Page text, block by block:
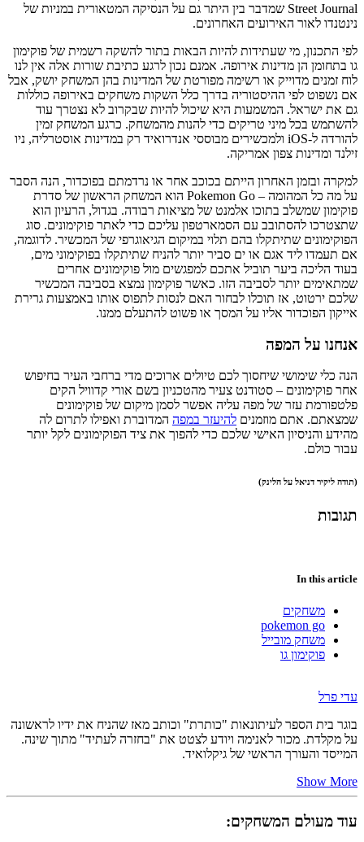
Street Journal שמדבר בין היתר גם על הנסיקה המטאורית במניות של
נינטנדו לאור האירועים האחרונים.
לפי התכנון, מי שעתידות להיות הבאות בתור להשקה רשמית של פוקימון
גו בתחומן הן מדינות אירופה. אמנם נכון לרגע כתיבת שורות אלה אין לנו
לוח זמנים מדוייק או רשימה מפורטת של המדינות בהן המשחק יושק, אבל
אם נשפוט לפי ההיסטוריה בדרך כלל השקות משחקים באירופה כוללות
גם את ישראל. המשמעות היא שיכול להיות שבקרוב לא נצטרך עוד
להשתמש בכל מיני טריקים כדי להנות מהמשחק. כרגע המשחק זמין
להורדה ל-iOS ולמכשירים מבוססי אנדרואיד רק במדינות אוסטרליה, ניו
זילנד ומדינות צפון אמריקה.
למקרה ובזמן האחרון הייתם בכוכב אחר או נרדמתם בפוכדור, הנה הסבר
על מה כל המהומה – Pokemon Go הוא המשחק הראשון של סדרת
פוקימון שמשלב בתוכו אלמנט של מציאות רבודה. בגדול, הרעיון הוא
שתצטרכו להסתובב עם הסמארטפון עליכם כדי לאתר פוקימונים. סוג
הפוקימונים שתיתקלו בהם תלוי במיקום הגיאוגרפי של המכשיר. לדוגמה,
אם תעמדו ליד אגם או ים סביר יותר להניח שתיתקלו בפוקימוני מים,
בעוד הליכה ביער תוביל אתכם למפגשים מול פוקימונים אחרים
שמתאימים יותר לסביבה הזו. כאשר פוקימון נמצא בסביבה המכשיר
שלכם ירטוט, אז תוכלו לבחור האם לנסות לתפוס אותו באמצעות גרירת
אייקון הפוכדור אליו על המסך או פשוט להתעלם ממנו.
אנחנו על המפה
הנה כלי שימושי שיחסוך לכם טיולים ארוכים מדי ברחבי העיר בחיפוש
אחר פוקימונים – סטודנט צעיר מהטכניון בשם אורי קדוויל הקים
פלטפורמת עזר של מפה עליה אפשר לסמן מיקום של פוקימונים
שמצאתם. אתם מוזמנים להיעזר במפה המדוברת ואפילו לתרום לה
מהידע והניסיון האישי שלכם כדי להפוך את ציד הפוקימונים לקל יותר
עבור כולם.
(תודה ליקיר דניאל על הלינק)
תגובות
In this article
משחקים
pokemon go
משחק מובייל
פוקימון גו
עדי פרל
בוגר בית הספר לעיתונאות "כותרת" וכותב מאז שהניח את ידיו לראשונה
על מקלדת. מכור לאנימה ויודע לצטט את "בחזרה לעתיד" מתוך שינה.
המייסד והעורך הראשי של גיקלואיד.
Show More
עוד מעולם המשחקים: